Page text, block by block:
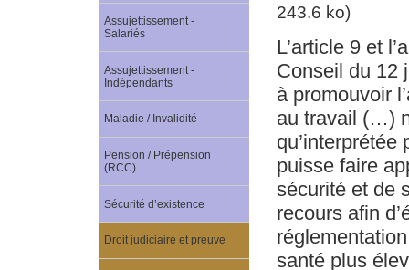
243.6 ko)
L’article 9 et
Conseil du 12
à promouvoir
au travail (…)
puisse faire
sécurité et de
recours afin
santé plus
Assujettissement -
Salariés
Assujettissement -
Indépendants
Maladie / Invalidité
Pension / Prépension
(RCC)
Sécurité d’existence
Droit judiciaire et preuve